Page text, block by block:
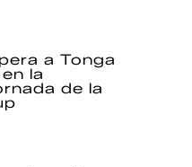
a Tonga
la
de la